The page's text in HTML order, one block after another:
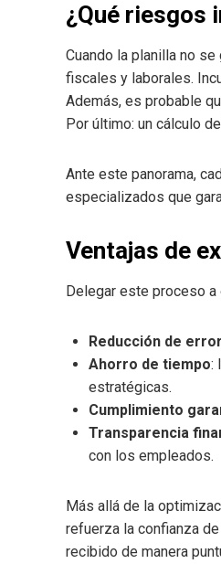
¿Qué riesgos
Cuando la planilla no
fiscales y laborales.
Además, es probable
Por último: un cálculo
Ante este panorama,
especializados que
Ventajas de
Delegar este proceso
Reducción de
Ahorro de tiempo:
estratégicas.
Cumplimiento
Transparencia
con los empleados.
Más allá de la
refuerza la confianza
recibido de manera